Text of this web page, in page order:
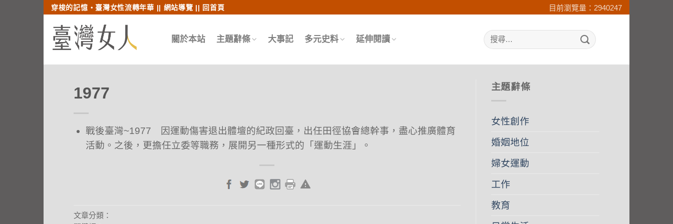
跳至內文
跳至索引列
穿梭的記憶‧臺灣女性流轉年華 || 網站導覽 || 回首頁 目前瀏覽量：2940247
關於本站 主題辭條 大事記 多元史料 延伸閱讀 search
1977
戰後臺灣~1977 因運動傷害退出體壇的紀政回臺，出任田徑協會總幹事，盡心推廣體育
活動。之後，更擔任立委等職務，展開另一種形式的「運動生涯」。
文章分類：
主題辭條
女性創作
婚姻地位
婦女運動
工作
教育